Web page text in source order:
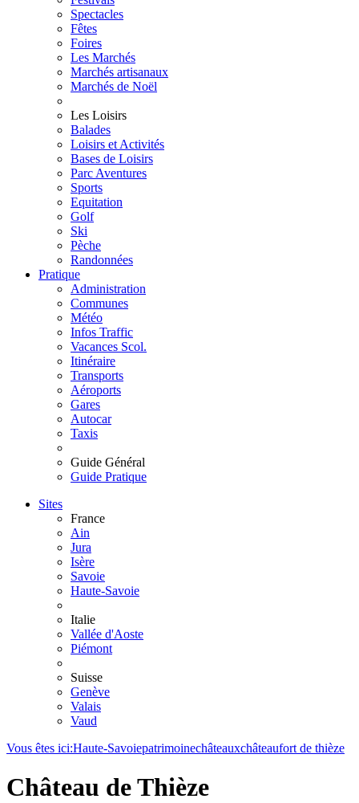
Spectacles
Fêtes
Foires
Les Marchés
Marchés artisanaux
Marchés de Noël
Les Loisirs
Balades
Loisirs et Activités
Bases de Loisirs
Parc Aventures
Sports
Equitation
Golf
Ski
Pèche
Randonnées
Pratique
Administration
Communes
Météo
Infos Traffic
Vacances Scol.
Itinéraire
Transports
Aéroports
Gares
Autocar
Taxis
Guide Général
Guide Pratique
Sites
France
Ain
Jura
Isère
Savoie
Haute-Savoie
Italie
Vallée d'Aoste
Piémont
Suisse
Genève
Valais
Vaud
Vous êtes ici:Haute-Savoiepatrimoinechâteauxchâteaufort de thièze
Château de Thièze